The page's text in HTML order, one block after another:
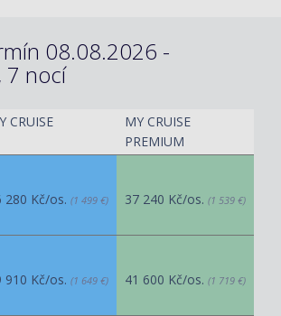
08.08.2026 -
7 nocí
CRUISE
MY CRUISE
PREMIUM
280 Kč/os. (1 499 €) 37 240 Kč/os. (1 539 €)
910 Kč/os. (1 649 €) 41 600 Kč/os. (1 719 €)